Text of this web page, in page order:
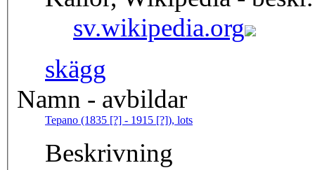
sv.wikipedia.org
skägg
Namn - avbildar
Tepano (1835 [?] - 1915 [?]), lots
Beskrivning